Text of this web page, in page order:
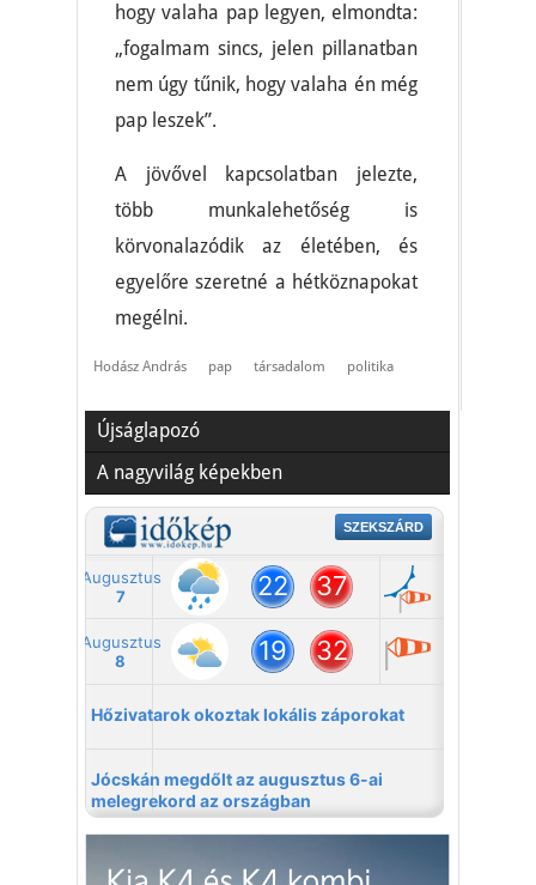
hogy valaha pap legyen, elmondta:
„fogalmam sincs, jelen pillanatban
nem úgy tűnik, hogy valaha én még
pap leszek”.
A jövővel kapcsolatban jelezte,
több munkalehetőség is
körvonalazódik az életében, és
egyelőre szeretné a hétköznapokat
megélni.
Hodász András pap társadalom politika
Újságlapozó
A nagyvilág képekben